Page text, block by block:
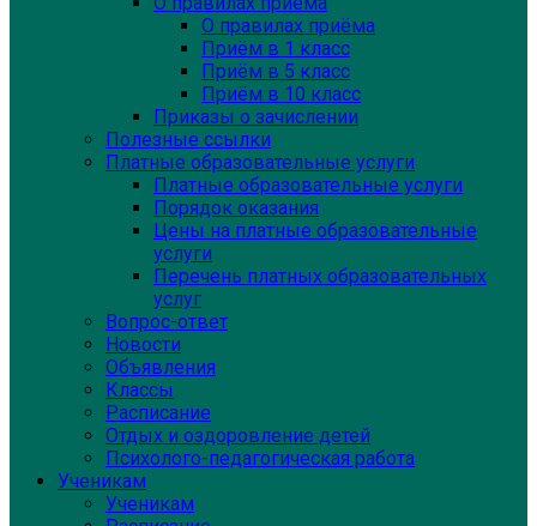
О правилах приёма
Приём в 1 класс
Приём в 5 класс
Приём в 10 класс
Приказы о зачислении
Полезные ссылки
Платные образовательные услуги
Платные образовательные услуги
Порядок оказания
Цены на платные образовательные
услуги
Перечень платных образовательных
услуг
Вопрос-ответ
Новости
Объявления
Классы
Расписание
Отдых и оздоровление детей
Психолого-педагогическая работа
Ученикам
Ученикам